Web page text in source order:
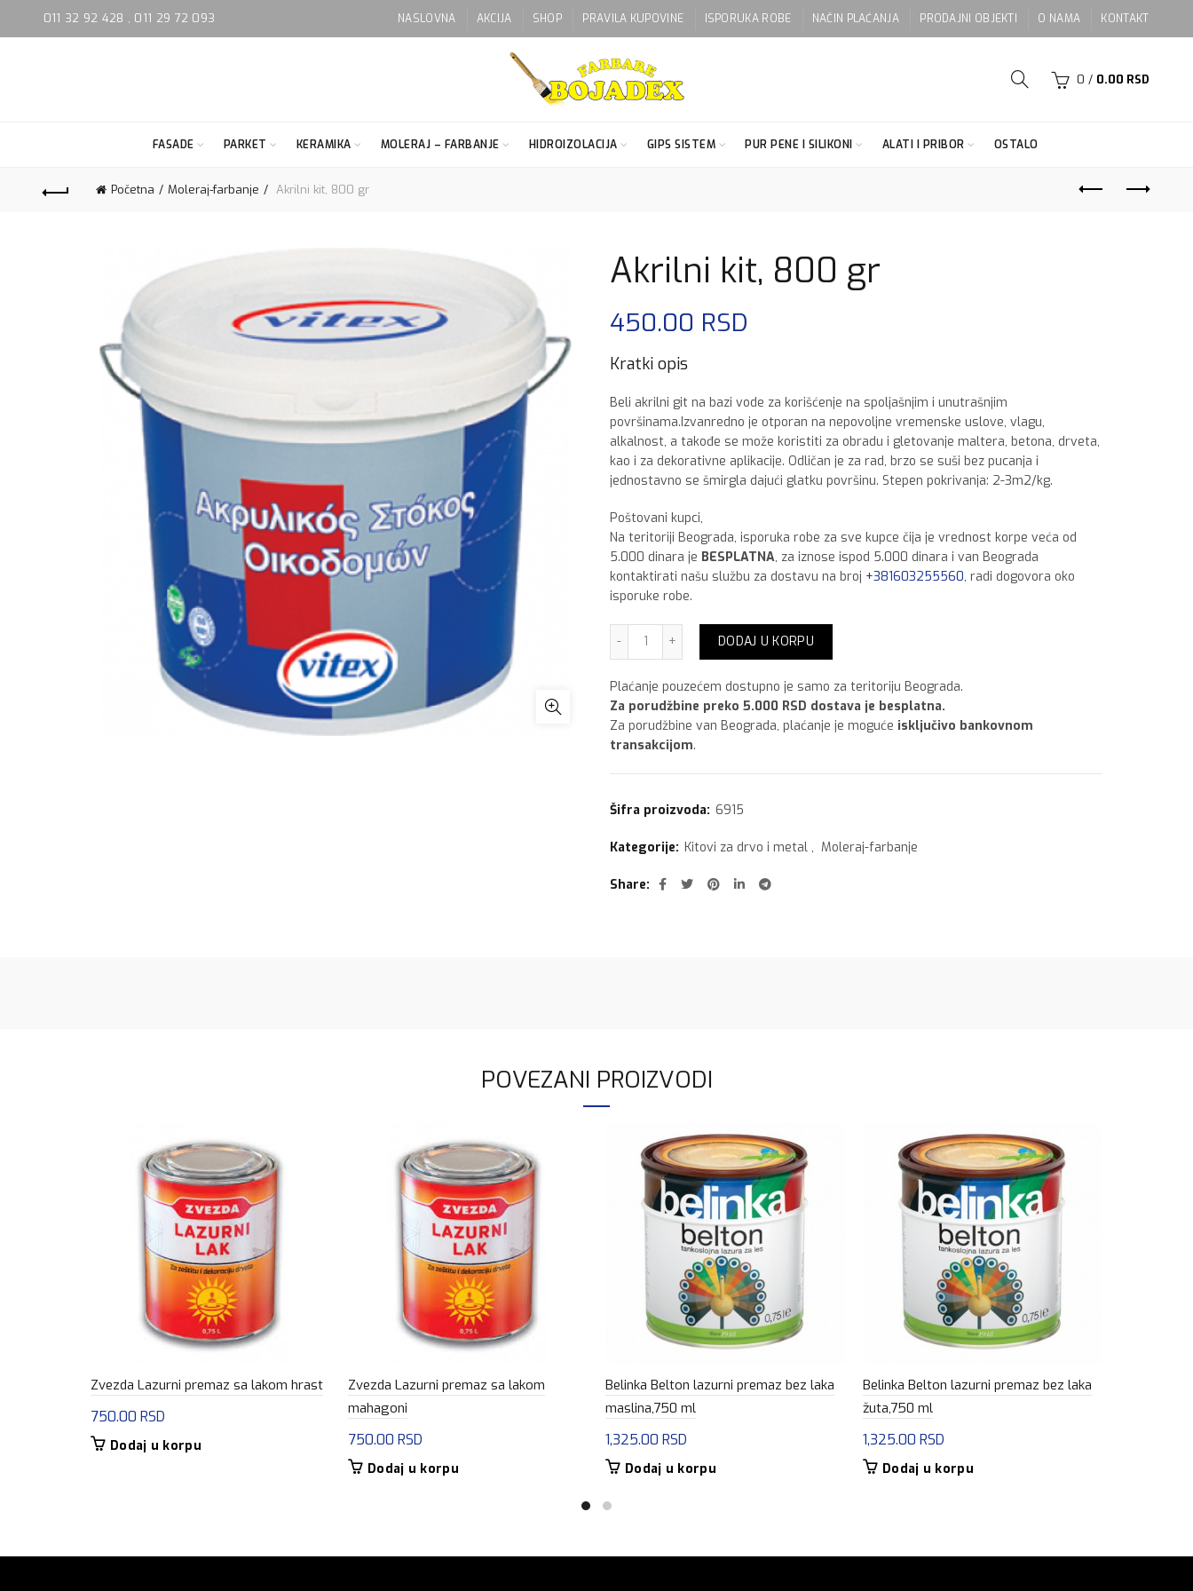
011 32 92 428 , 011 29 72 093 NASLOVNA AKCIJA SHOP PRAVILA KUPOVINE ISPORUKA ROBE NAČIN PLAĆANJA PRODAJNI OBJEKTI O NAMA KONTAKT
0 / 0.00 RSD
FASADE PARKET KERAMIKA MOLERAJ – FARBANJE HIDROIZOLACIJA GIPS SISTEM PUR PENE I SILIKONI ALATI I PRIBOR OSTALO
Početna Moleraj-farbanje Akrilni kit, 800 gr
Akrilni kit, 800 gr
450.00 RSD
Kratki opis
Beli akrilni git na bazi vode za korišćenje na spoljašnjim i unutrašnjim
površinama.Izvanredno je otporan na nepovoljne vremenske uslove, vlagu,
alkalnost, a takođe se može koristiti za obradu i gletovanje maltera, betona, drveta,
kao i za dekorativne aplikacije. Odličan je za rad, brzo se suši bez pucanja i
jednostavno se šmirgla dajući glatku površinu. Stepen pokrivanja: 2-3m2/kg.
Poštovani kupci,
Na teritoriji Beograda, isporuka robe za sve kupce čija je vrednost korpe veća od
5.000 dinara je BESPLATNA, za iznose ispod 5.000 dinara i van Beograda
kontaktirati našu službu za dostavu na broj +381603255560, radi dogovora oko
isporuke robe.
Akrilni kit, 800 gr količina
DODAJ U KORPU
Plaćanje pouzećem dostupno je samo za teritoriju Beograda.
Za porudžbine preko 5.000 RSD dostava je besplatna.
Za porudžbine van Beograda, plaćanje je moguće isključivo bankovnom
transakcijom.
Šifra proizvoda: 6915
Kategorije: Kitovi za drvo i metal , Moleraj-farbanje
Share
POVEZANI PROIZVODI
Zvezda Lazurni premaz sa lakom hrast
750.00 RSD
Dodaj u korpu
Zvezda Lazurni premaz sa lakom
mahagoni
750.00 RSD
Dodaj u korpu
Belinka Belton lazurni premaz bez laka
maslina,750 ml
1,325.00 RSD
Dodaj u korpu
Belinka Belton lazurni premaz bez laka
žuta,750 ml
1,325.00 RSD
Dodaj u korpu